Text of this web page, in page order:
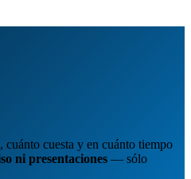
cuánto cuesta y en cuánto tiempo
ni presentaciones — sólo